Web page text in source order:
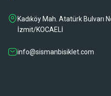
Kadıköy Mah. Atatürk Bulvarı
İzmit/KOCAELİ
info@sismanbisiklet.com